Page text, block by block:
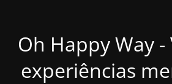
Oh Happy Way -
experiências